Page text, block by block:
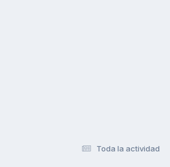
Toda la actividad